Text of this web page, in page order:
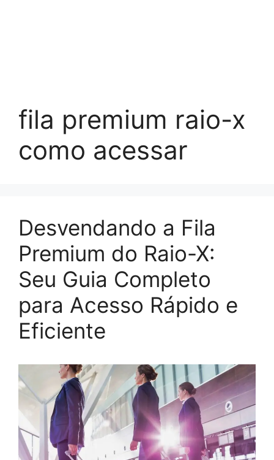
fila premium raio-x
como acessar
Desvendando a Fila
Premium do Raio-X:
Seu Guia Completo
para Acesso Rápido e
Eficiente